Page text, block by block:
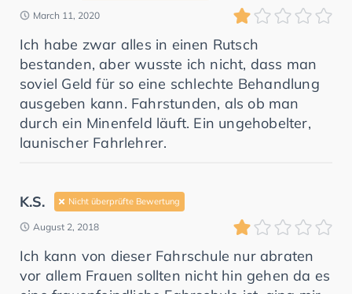
March 11, 2020
Ich habe zwar alles in einen Rutsch
bestanden, aber wusste ich nicht, dass man
soviel Geld für so eine schlechte Behandlung
ausgeben kann. Fahrstunden, als ob man
durch ein Minenfeld läuft. Ein ungehobelter,
launischer Fahrlehrer.
K.S. Nicht überprüfte Bewertung
August 2, 2018
Ich kann von dieser Fahrschule nur abraten
vor allem Frauen sollten nicht hin gehen da es